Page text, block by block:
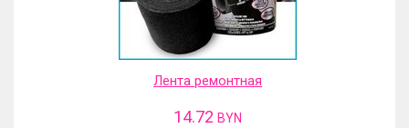
Лента ремонтная
14.72 BYN